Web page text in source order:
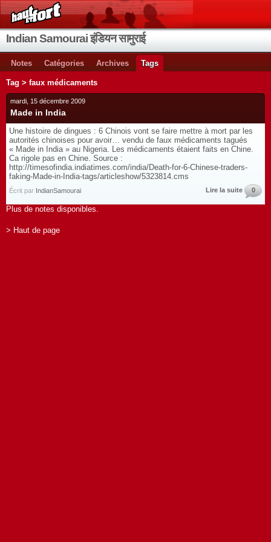
Indian Samourai इंडियन सामुराई
Notes Catégories Archives Tags
Tag > faux médicaments
mardi, 15 décembre 2009
Made in India
Une histoire de dingues : 6 Chinois vont se faire mettre à mort par les
autorités chinoises pour avoir… vendu de faux médicaments tagués
« Made in India » au Nigeria. Les médicaments étaient faits en Chine.
Ca rigole pas en Chine. Source :
http://timesofindia.indiatimes.com/india/Death-for-6-Chinese-traders-
faking-Made-in-India-tags/articleshow/5323814.cms
Écrit par IndianSamourai Lire la suite 0
Plus de notes disponibles.
> Haut de page